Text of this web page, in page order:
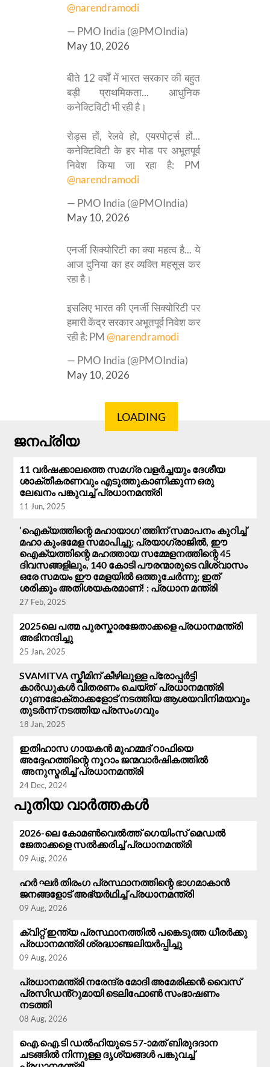
@narendramodi
— PMO India (@PMOIndia)
May 10, 2026
बीते 12 वर्षों में भारत सरकार की बहुत
बड़ी प्राथमिकता... आधुनिक
कनेक्टिविटी भी रही है।
रोड्स हों, रेलवे हो, एयरपोर्ट्स हों...
कनेक्टिविटी के हर मोड पर अभूतपूर्व
निवेश किया जा रहा है: PM
@narendramodi
— PMO India (@PMOIndia)
May 10, 2026
एनर्जी सिक्योरिटी का क्या महत्व है... ये
आज दुनिया का हर व्यक्ति महसूस कर
रहा है।
इसलिए भारत की एनर्जी सिक्योरिटी पर
हमारी केंद्र सरकार अभूतपूर्व निवेश कर
रही है: PM@narendramodi
— PMO India (@PMOIndia)
May 10, 2026
LOADING
ജനപ്രിയ
11 വർഷക്കാലത്തെ സമഗ്ര വളർച്ചയും ദേശീയ
ശാക്തീകരണവും എടുത്തുകാണിക്കുന്ന ഒരു
ലേഖനം പങ്കുവച്ച് പ്രധാനമന്ത്രി
11 Jun, 2025
‘ഐക്യത്തിന്റെ മഹായാഗ’ത്തിന് സമാപനം കുറിച്ച്
മഹാ കുംഭമേള സമാപിച്ചു; പ്രയാഗ്‌രാജിൽ, ഈ
ഐക്യത്തിന്റെ മഹത്തായ സമ്മേളനത്തിന്റെ 45
ദിവസങ്ങളിലും, 140 കോടി പൗരന്മാരുടെ വിശ്വാസം
ഒരേ സമയം ഈ മേളയിൽ ഒത്തുചേർന്നു; ഇത്
ശരിക്കും അതിശയകരമാണ്! : പ്രധാന മന്ത്രി
27 Feb, 2025
2025ലെ പത്മ പുരസ്കാരജേതാക്കളെ പ്രധാനമന്ത്രി
അഭിനന്ദിച്ചു
25 Jan, 2025
SVAMITVA സ്കീമിന് കീഴിലുള്ള പ്രോപ്പർട്ടി
കാർഡുകൾ വിതരണം ചെയ്ത് പ്രധാനമന്ത്രി
ഗുണഭോക്താക്കളോട് നടത്തിയ ആശയവിനിമയവും
തുടർന്ന് നടത്തിയ പ്രസം​ഗവും
18 Jan, 2025
ഇതിഹാസ ഗായകൻ മുഹമ്മദ് റാഫിയെ
അദ്ദേഹത്തിന്റെ നൂറാം ജന്മവാർഷികത്തിൽ
അനുസ്മരിച്ച് പ്രധാനമന്ത്രി
24 Dec, 2024
പുതിയ വാർത്തകൾ
2026-ലെ കോമൺവെൽത്ത് ഗെയിംസ് മെഡൽ
ജേതാക്കളെ സൽക്കരിച്ച് പ്രധാനമന്ത്രി
09 Aug, 2026
ഹർ ഘർ തിരംഗ പ്രസ്ഥാനത്തിന്റെ ഭാഗമാകാൻ
ജനങ്ങളോട് അഭ്യർഥിച്ച് പ്രധാനമന്ത്രി
09 Aug, 2026
ക്വിറ്റ് ഇന്ത്യ പ്രസ്ഥാനത്തിൽ പങ്കെടുത്ത ധീരർക്കു
പ്രധാനമന്ത്രി ശ്രദ്ധാഞ്ജലിയർപ്പിച്ചു
09 Aug, 2026
പ്രധാനമന്ത്രി നരേന്ദ്ര മോദി അമേരിക്കൻ വൈസ്
പ്രസിഡൻ്റുമായി ടെലിഫോൺ സംഭാഷണം
നടത്തി
08 Aug, 2026
ഐ.ഐ.ടി ഡൽഹിയുടെ 57-ാമത് ബിരുദദാന
ചടങ്ങിൽ നിന്നുള്ള ദൃശ്യങ്ങൾ പങ്കുവച്ച്